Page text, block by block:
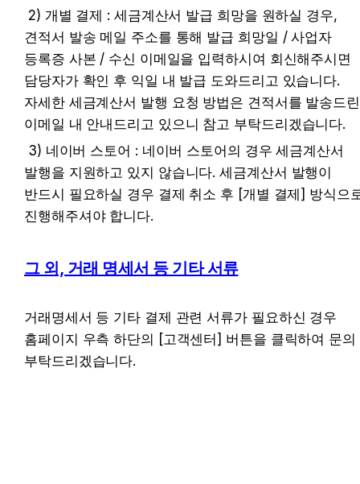
견적서 발송 메일 주소를 통해 발급 희망일 / 사업자
등록증 사본 / 수신 이메일을 입력하시여 회신해주시면
담당자가 확인 후 익일 내 발급 도와드리고 있습니다.
자세한 세금계산서 발행 요청 방법은 견적서를 발송드린
이메일 내 안내드리고 있으니 참고 부탁드리겠습니다.
발행을 지원하고 있지 않습니다. 세금계산서 발행이
반드시 필요하실 경우 결제 취소 후 [개별 결제] 방식으
진행해주셔야 합니다.
그 외, 거래 명세서 등 기타 서류
거래명세서 등 기타 결제 관련 서류가 필요하신 경우
홈페이지 우측 하단의 [고객센터] 버튼을 클릭하여 문의
부탁드리겠습니다.